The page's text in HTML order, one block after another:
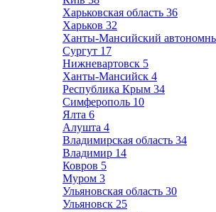
Харьковская область 36
Харьков 32
Ханты-Мансийский
Сургут 17
Нижневартовск 5
Ханты-Мансийск 4
Республика Крым 34
Симферополь 10
Ялта 6
Алушта 4
Владимирская область 34
Владимир 14
Ковров 5
Муром 3
Ульяновская область 30
Ульяновск 25